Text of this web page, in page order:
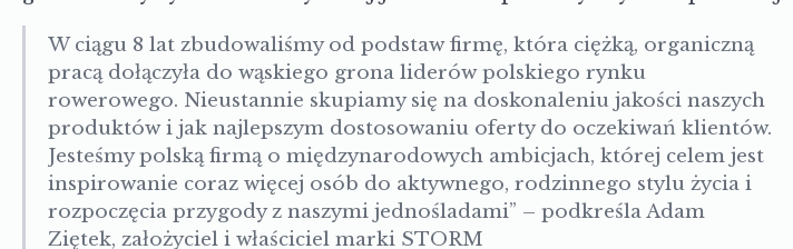
W ciągu 8 lat zbudowaliśmy od podstaw firmę, która ciężką, organiczną
pracą dołączyła do wąskiego grona liderów polskiego rynku
rowerowego. Nieustannie skupiamy się na doskonaleniu jakości naszych
produktów i jak najlepszym dostosowaniu oferty do oczekiwań klientów.
Jesteśmy polską firmą o międzynarodowych ambicjach, której celem jest
inspirowanie coraz więcej osób do aktywnego, rodzinnego stylu życia i
rozpoczęcia przygody z naszymi jednośladami” – podkreśla Adam